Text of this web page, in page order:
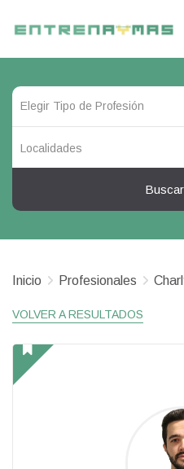
Localidades
Inicio Profesionales
VOLVER A RESULTADOS